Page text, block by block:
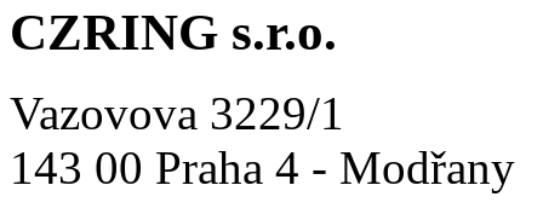
CZRING s.r.o.
Vazovova 3229/1
143 00 Praha 4 - Modřany